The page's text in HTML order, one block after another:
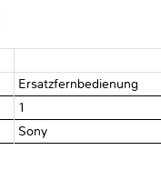
Ersatzfernbedienung
1
Sony